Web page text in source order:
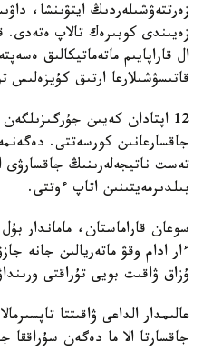
زەرتتەۋشىلەردىڭ ايتۋىنشا،
زەيىندى كوبىرەك تالاپ ەتەدى.
ال قاراپايىم ماتەماتيكالىق
قاتىسۋشىلارعا ارتىق كۇيزەلىس
12 اپتادان كەيىن
جاقسارعانىن كورسەتتى.
تەست ناتيجەلەرىنىڭ جاقسارۋى
بىلدىرمەيتىنىن اتاپ ءوتتى.
سوعان قاراماستان، ماماندار
ءار ادام وقۋ ماتەريالىن جانە
ۇزاق ۋاقىت بويى تۇراقتى
عالىمدار الداعى ۋاقىتتا
جاقسارتا الا ما دەگەن